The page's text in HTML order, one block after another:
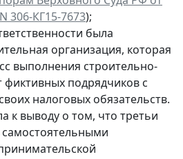
306-КГ15-7673);
была
организация, которая
выполнения строительно-
подрядчиков с
налоговых обязательств.
к выводу о том, что третьи